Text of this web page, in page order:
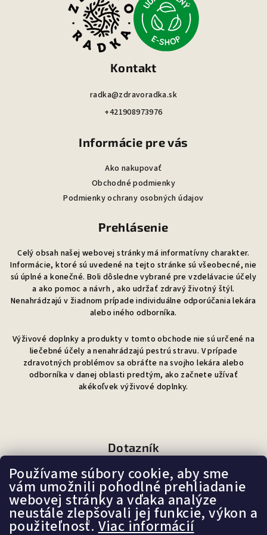
Používame súbory cookie, aby sme
vám umožnili pohodlné prehliadanie
webovej stránky a vďaka analýze
neustále zlepšovali jej funkcie, výkon a
použiteľnosť.Viac informácií
Kontakt
radka@zdravoradka.sk
+421908973976
Informácie pre vás
Ako nakupovať
Obchodné podmienky
Podmienky ochrany osobných údajov
Prehlásenie
Celý obsah našej webovej stránky má informatívny charakter.
Informácie, ktoré sú uvedené na tejto stránke sú všeobecné, nie
sú úplné a konečné. Boli dôsledne vybrané pre vzdelávacie účely
a ako pomoc a návrh , ako udržať zdravý životný štýl.
Nenahrádzajú v žiadnom prípade individuálne odporúčania lekára
alebo iného odborníka.
Výživové doplnky a produkty v tomto obchode nie sú určené na
liečebné účely a nenahrádzajú pestrú stravu. V prípade
zdravotných problémov sa obráťte na svojho lekára alebo
odborníka v danej oblasti predtým, ako začnete užívať
akékoľvek výživové doplnky.
Dotazník
Ako sa Vám páči náš e-shop?
Veľmi pekný
(87%)